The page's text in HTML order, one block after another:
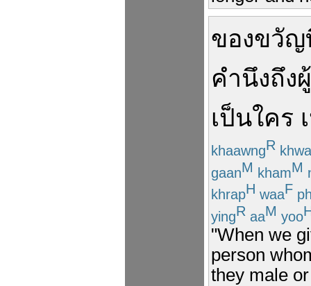
ของขวัญ
คำนึงถึง
เป็นใคร
khaawngR
gaanM khamM
khrapH waaF
yingR aaM yoo
"When we
person
they male